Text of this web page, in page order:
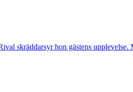
skräddarsyr hon gästens upp­levelse.